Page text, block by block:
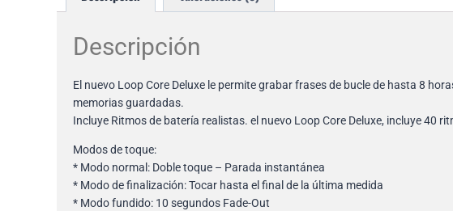
Descripción
El nuevo Loop Core Deluxe le permite grabar frases de bucle de hasta 8
memorias guardadas.
Incluye Ritmos de batería realistas. el nuevo Loop Core Deluxe, incluye 40
Modos de toque:
* Modo normal: Doble toque – Parada instantánea
* Modo de finalización: Tocar hasta el final de la última medida
* Modo fundido: 10 segundos Fade-Out